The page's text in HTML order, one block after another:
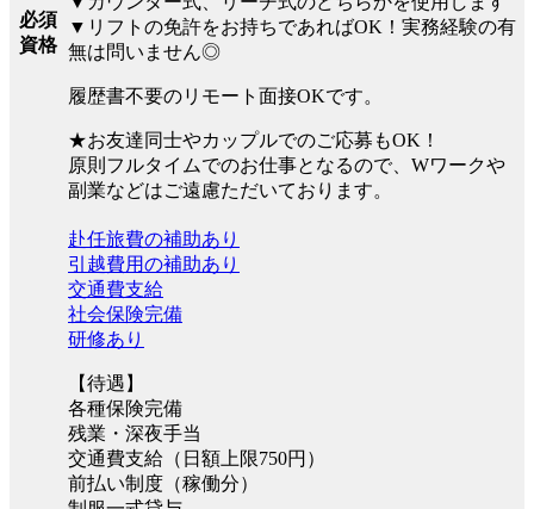
必須
資格
▼リフトの免許をお持ちであればOK！実務経験の有
無は問いません◎
履歴書不要のリモート面接OKです。
★お友達同士やカップルでのご応募もOK！
原則フルタイムでのお仕事となるので、Wワークや
副業などはご遠慮ただいております。
赴任旅費の補助あり
引越費用の補助あり
交通費支給
社会保険完備
研修あり
【待遇】
各種保険完備
残業・深夜手当
交通費支給（日額上限750円）
前払い制度（稼働分）